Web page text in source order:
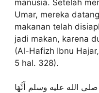
manusia. Setelah
Umar, mereka
makanan telah
jadi makan, karena
(Al-Hafizh Ibnu
5 hal. 328).
الله عليه وسلم أَنَّهَا